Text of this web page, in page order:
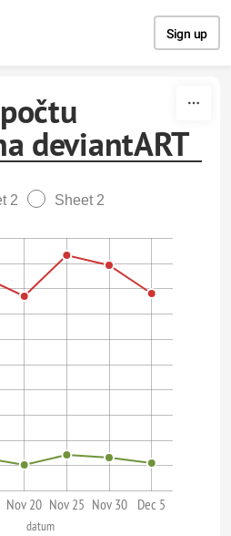
Sign up
deviantART
2 Sheet 2
Nov 20 Nov 25 Nov 30 Dec 5
datum